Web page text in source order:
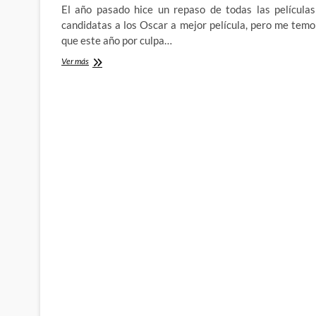
El año pasado hice un repaso de todas las películas
candidatas a los Oscar a mejor película, pero me temo
que este año por culpa…
Ver másCamino